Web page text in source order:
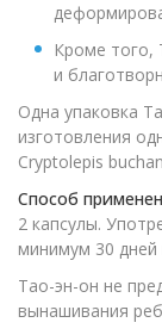
Кроме того,
и
Одна упаковка
изготовления
Cryptolepis
Способ
2 капсулы.
минимум 30 дней
Тао-эн-он не
вынашивания